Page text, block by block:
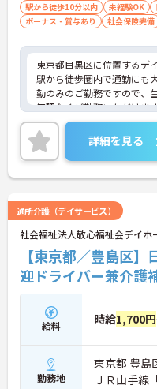
駅から徒歩10分以内 未経験OK
ボーナス・賞与あり
社会保険完備
東京都目黒区に位置するデ
駅から徒歩圏内で通勤にも
勤のみのご勤務ですので、
無理なくご勤務いただけま
は、面接対策ポイントなど
たしますのでお気軽にご相
詳細を見る
通所介護（デイサービス）
社会福祉法人敬心福祉会デイホ
【東京都／豊島区
迎ドライバー兼介護
給料 時給1,700円
勤務地
東京都 豊島
ＪＲ山手線